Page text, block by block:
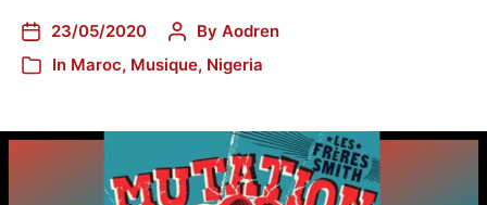
23/05/2020 By Aodren
In Maroc, Musique, Nigeria